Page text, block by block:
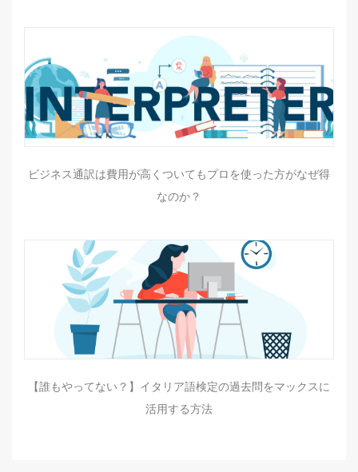
ビジネス通訳は費用が高くついてもプロを使った方がなぜ得
なのか？
【誰もやってない？】イタリア語検定の過去問をマックスに
活用する方法